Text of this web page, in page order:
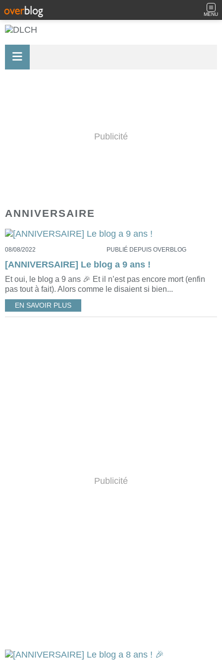
MENU
Publicité
ANNIVERSAIRE
08/08/2022 PUBLIÉ DEPUIS OVERBLOG
[ANNIVERSAIRE] Le blog a 9 ans !
Et oui, le blog a 9 ans 🎉 Et il n’est pas encore mort (enfin
pas tout à fait). Alors comme le disaient si bien...
EN SAVOIR PLUS
Publicité